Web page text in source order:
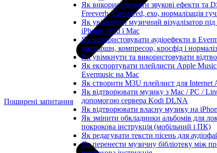
Як використовувати звукові ефекти та
Freeverb, Crossfeed, ехо, нормалізація
Як увімкнути музичний візуалізатор
iPhone, iPad і Mac
Як використовувати аудіоефекти в
дисторшн, компресор, кросфід і
Як увімкнути та використовувати
Як експортувати плейлисти Apple Music
Evermusic на Mac
Як створити M3U плейлист для
Як відтворювати музику з Mac / PC /
допомогою сервера Kodi DLNA
Як відтворювати власну музику на
Як змінити обкладинки альбомів для
покрокова інструкція (мобільний і ПК)
Як редагувати тексти пісень для
Як перенести музичну бібліотеку між
Поширені запитання